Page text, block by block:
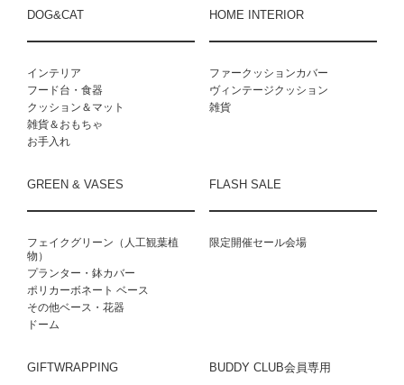
DOG&CAT
インテリア
フード台・食器
クッション＆マット
雑貨＆おもちゃ
お手入れ
HOME INTERIOR
ファークッションカバー
ヴィンテージクッション
雑貨
GREEN & VASES
フェイクグリーン（人工観葉植
物）
プランター・鉢カバー
ポリカーボネート ベース
その他ベース・花器
ドーム
FLASH SALE
限定開催セール会場
GIFTWRAPPING BUDDY CLUB会員専用